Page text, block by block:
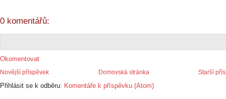
0 komentářů:
Okomentovat
Novější příspěvek Starší
Domovská stránka
Přihlásit se k odběru: Komentáře k příspěvku (Atom)